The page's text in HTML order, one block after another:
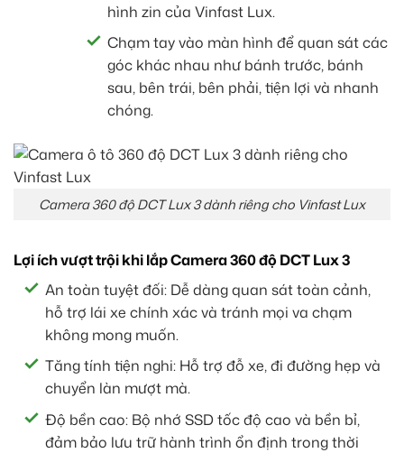
hình zin của Vinfast Lux.
Chạm tay vào màn hình để quan sát các
góc khác nhau như bánh trước, bánh
sau, bên trái, bên phải, tiện lợi và nhanh
chóng.
Camera 360 độ DCT Lux 3 dành riêng cho Vinfast Lux
Lợi ích vượt trội khi lắp Camera 360 độ DCT Lux 3
An toàn tuyệt đối: Dễ dàng quan sát toàn cảnh,
hỗ trợ lái xe chính xác và tránh mọi va chạm
không mong muốn.
Tăng tính tiện nghi: Hỗ trợ đỗ xe, đi đường hẹp và
chuyển làn mượt mà.
Độ bền cao: Bộ nhớ SSD tốc độ cao và bền bỉ,
đảm bảo lưu trữ hành trình ổn định trong thời